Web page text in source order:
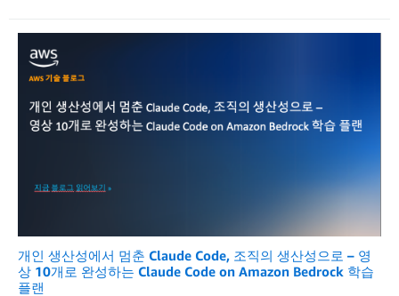
개인 생산성에서 멈춘 Claude Code, 조직의 생산성으로 – 영
상 10개로 완성하는 Claude Code on Amazon Bedrock 학습
플랜